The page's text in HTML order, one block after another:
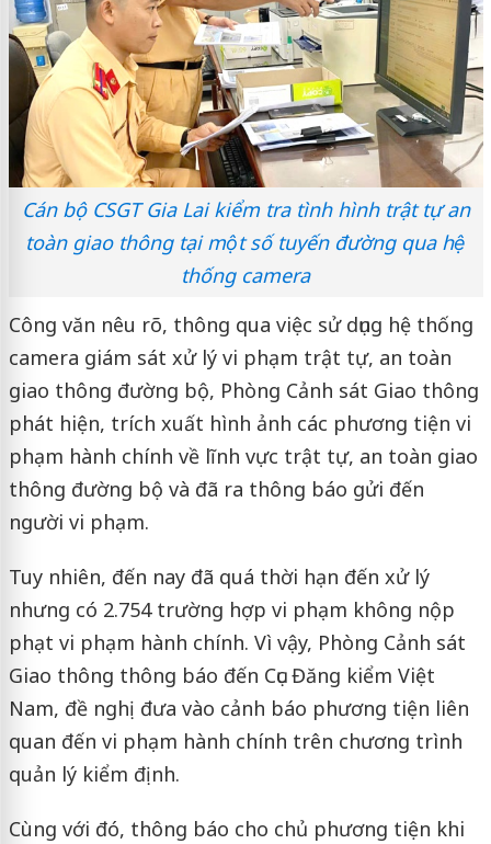
Cán bộ CSGT Gia Lai kiểm tra tình hình trật tự an
toàn giao thông tại một số tuyến đường qua hệ
thống camera
Công văn nêu rõ, thông qua việc sử dụng hệ thống
camera giám sát xử lý vi phạm trật tự, an toàn
giao thông đường bộ, Phòng Cảnh sát Giao thông
phát hiện, trích xuất hình ảnh các phương tiện vi
phạm hành chính về lĩnh vực trật tự, an toàn giao
thông đường bộ và đã ra thông báo gửi đến
người vi phạm.
Tuy nhiên, đến nay đã quá thời hạn đến xử lý
nhưng có 2.754 trường hợp vi phạm không nộp
phạt vi phạm hành chính. Vì vậy, Phòng Cảnh sát
Giao thông thông báo đến Cục Đăng kiểm Việt
Nam, đề nghị đưa vào cảnh báo phương tiện liên
quan đến vi phạm hành chính trên chương trình
quản lý kiểm định.
Cùng với đó, thông báo cho chủ phương tiện khi